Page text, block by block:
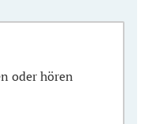
oder hören